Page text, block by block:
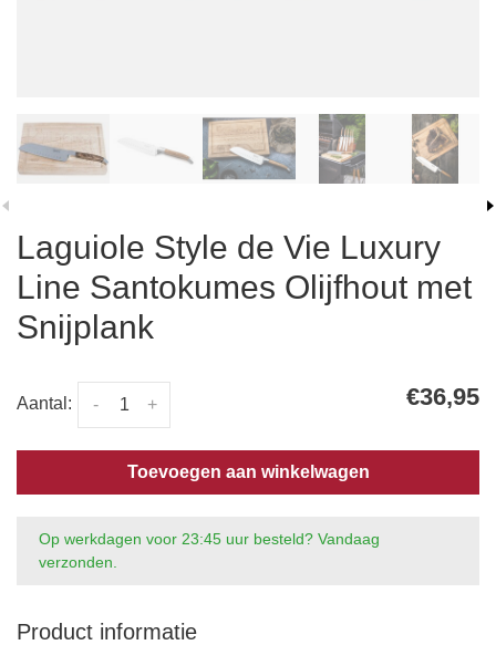
Laguiole Style de Vie Luxury
Line Santokumes Olijfhout met
Snijplank
Aantal: +
- €36,95
Toevoegen aan winkelwagen
Op werkdagen voor 23:45 uur besteld? Vandaag
verzonden.
Product informatie